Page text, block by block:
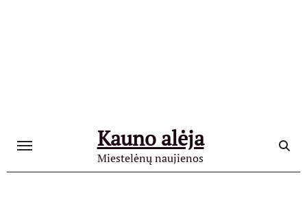
Kauno alėja
Miestelėnų naujienos